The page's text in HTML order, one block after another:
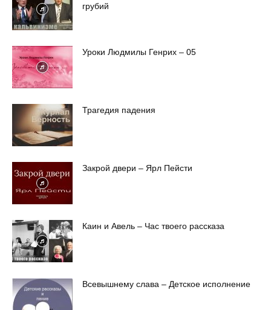
грубий
Уроки Людмилы Генрих – 05
Трагедия падения
Закрой двери – Ярл Пейсти
Каин и Авель – Час твоего рассказа
Всевышнему слава – Детское исполнение